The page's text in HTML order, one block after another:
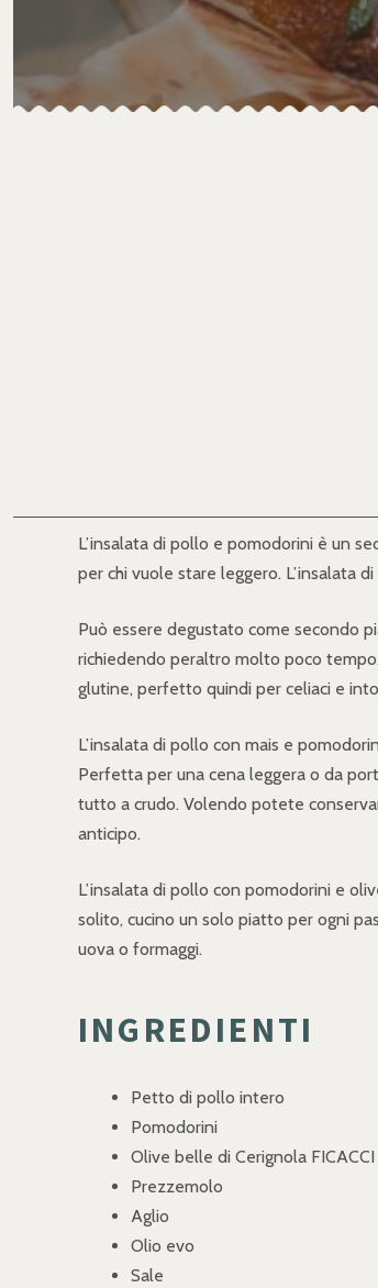
L’insalata di pollo e pomodorini è un
per chi vuole stare leggero. L’insalata
Può essere degustato come secondo
richiedendo peraltro molto poco
glutine, perfetto quindi per celiaci e
L’insalata di pollo con mais e
Perfetta per una cena leggera o da
tutto a crudo. Volendo potete
anticipo.
L’insalata di pollo con pomodorini e
solito, cucino un solo piatto per ogni
uova o formaggi.
INGREDIENTI
Petto di pollo intero
Pomodorini
Olive belle di Cerignola FICACCI
Prezzemolo
Aglio
Olio evo
Sale